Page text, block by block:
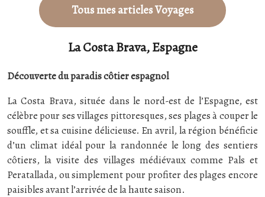
Tous mes articles Voyages
La Costa Brava, Espagne
Découverte du paradis côtier espagnol
La Costa Brava, située dans le nord-est de l’Espagne, est
célèbre pour ses villages pittoresques, ses plages à couper le
souffle, et sa cuisine délicieuse. En avril, la région bénéficie
d’un climat idéal pour la randonnée le long des sentiers
côtiers, la visite des villages médiévaux comme Pals et
Peratallada, ou simplement pour profiter des plages encore
paisibles avant l’arrivée de la haute saison.